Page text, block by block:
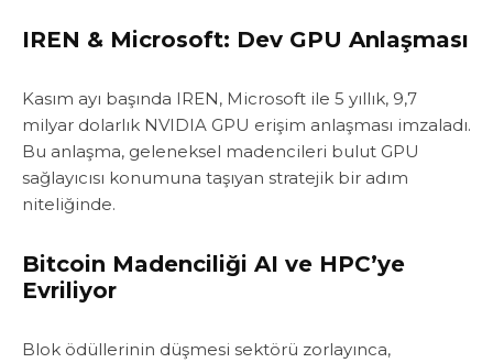
IREN & Microsoft: Dev GPU Anlaşması
Kasım ayı başında IREN, Microsoft ile 5 yıllık, 9,7
milyar dolarlık NVIDIA GPU erişim anlaşması imzaladı.
Bu anlaşma, geleneksel madencileri bulut GPU
sağlayıcısı konumuna taşıyan stratejik bir adım
niteliğinde.
Bitcoin Madenciliği AI ve HPC’ye
Evriliyor
Blok ödüllerinin düşmesi sektörü zorlayınca,